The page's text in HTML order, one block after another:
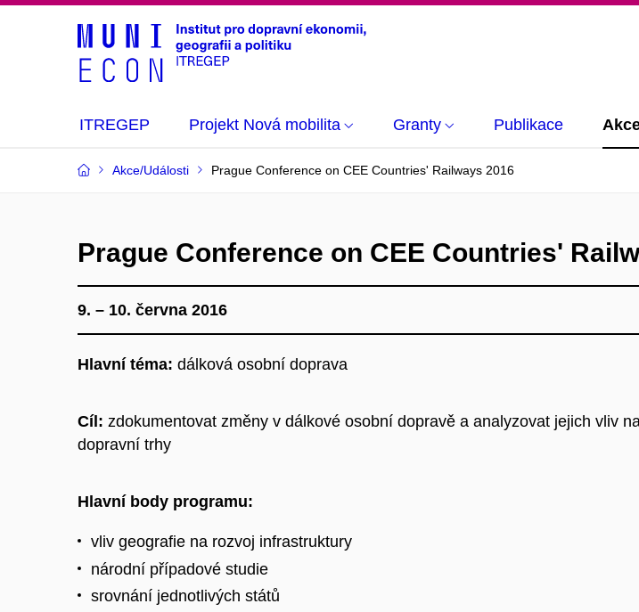
ITREGEP Projekt Nová mobilita Granty Publikace
Akce/Události Prague Conference on CEE Countries' Railways 2016
Prague Conference on CEE Countries'
9. – 10. června 2016
Hlavní téma: dálková osobní doprava
Cíl: zdokumentovat změny v dálkové osobní dopravě a analyzovat jejich vliv
dopravní trhy
Hlavní body programu:
vliv geografie na rozvoj infrastruktury
národní případové studie
srovnání jednotlivých států